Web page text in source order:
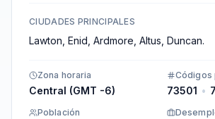
CIUDADES PRINCIPALES
Lawton, Enid, Ardmore, Altus, Duncan.
Zona horaria
Central (GMT -6)
Códigos
73501 •
Población